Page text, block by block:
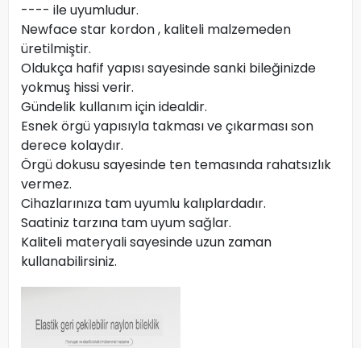
---- ile uyumludur.
Newface star kordon , kaliteli malzemeden
üretilmiştir.
Oldukça hafif yapısı sayesinde sanki bileğinizde
yokmuş hissi verir.
Gündelik kullanım için idealdir.
Esnek örgü yapısıyla takması ve çıkarması son
derece kolaydır.
Örgü dokusu sayesinde ten temasında rahatsızlık
vermez.
Cihazlarınıza tam uyumlu kalıplardadır.
Saatiniz tarzına tam uyum sağlar.
Kaliteli materyali sayesinde uzun zaman
kullanabilirsiniz.